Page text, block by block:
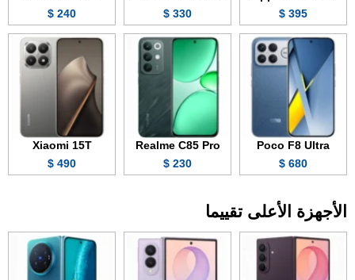
395 $
330 $
240 $
Poco F8 Ultra
680 $
Realme C85 Pro
230 $
Xiaomi 15T
490 $
الأجهزة الأعلى تقييما